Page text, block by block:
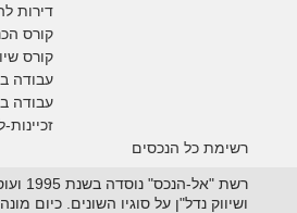
דירות
קורס
קורס
עבודה
עבודה
רשימת כל הנכסים
רשת